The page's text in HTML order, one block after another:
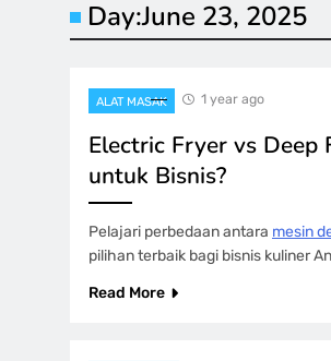
Day:June 23, 2025
ALAT MASAK 1 year ago
Electric Fryer vs Deep
untuk Bisnis?
Pelajari perbedaan antara mesin
pilihan terbaik bagi bisnis kuliner
Read More